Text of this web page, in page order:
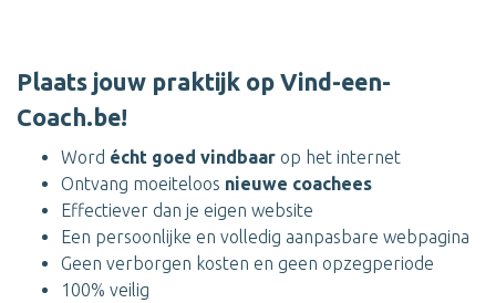
Plaats jouw praktijk op Vind-een-
Coach.be!
Word écht goed vindbaar op het internet
Ontvang moeiteloos nieuwe coachees
Effectiever dan je eigen website
Een persoonlijke en volledig aanpasbare webpagina
Geen verborgen kosten en geen opzegperiode
100% veilig